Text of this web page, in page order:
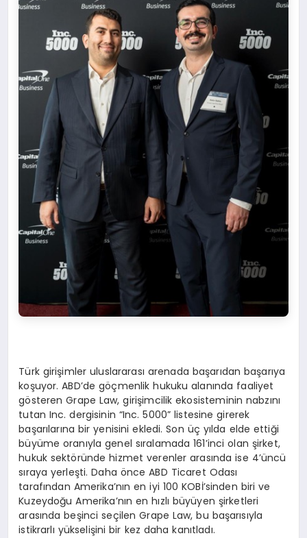
Türk girişimler uluslararası arenada başarıdan başarıya
koşuyor. ABD’de göçmenlik hukuku alanında faaliyet
gösteren Grape Law, girişimcilik ekosisteminin nabzını
tutan Inc. dergisinin “Inc. 5000” listesine girerek
başarılarına bir yenisini ekledi. Son üç yılda elde ettiği
büyüme oranıyla genel sıralamada 161’inci olan şirket,
hukuk sektöründe hizmet verenler arasında ise 4’üncü
sıraya yerleşti. Daha önce ABD Ticaret Odası
tarafından Amerika’nın en iyi 100 KOBİ’sinden biri ve
Kuzeydoğu Amerika’nın en hızlı büyüyen şirketleri
arasında beşinci seçilen Grape Law, bu başarısıyla
istikrarlı yükselişini bir kez daha kanıtladı.